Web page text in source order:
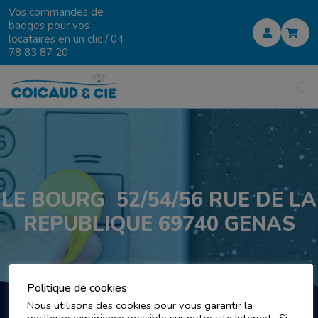
Vos commandes de
badges pour vos
locataires en un clic /04
78 83 87 20
LE BOURG 52/54/56 RUE DE LA
REPUBLIQUE 69740 GENAS
Politique de cookies
Nous utilisons des cookies pour vous garantir la